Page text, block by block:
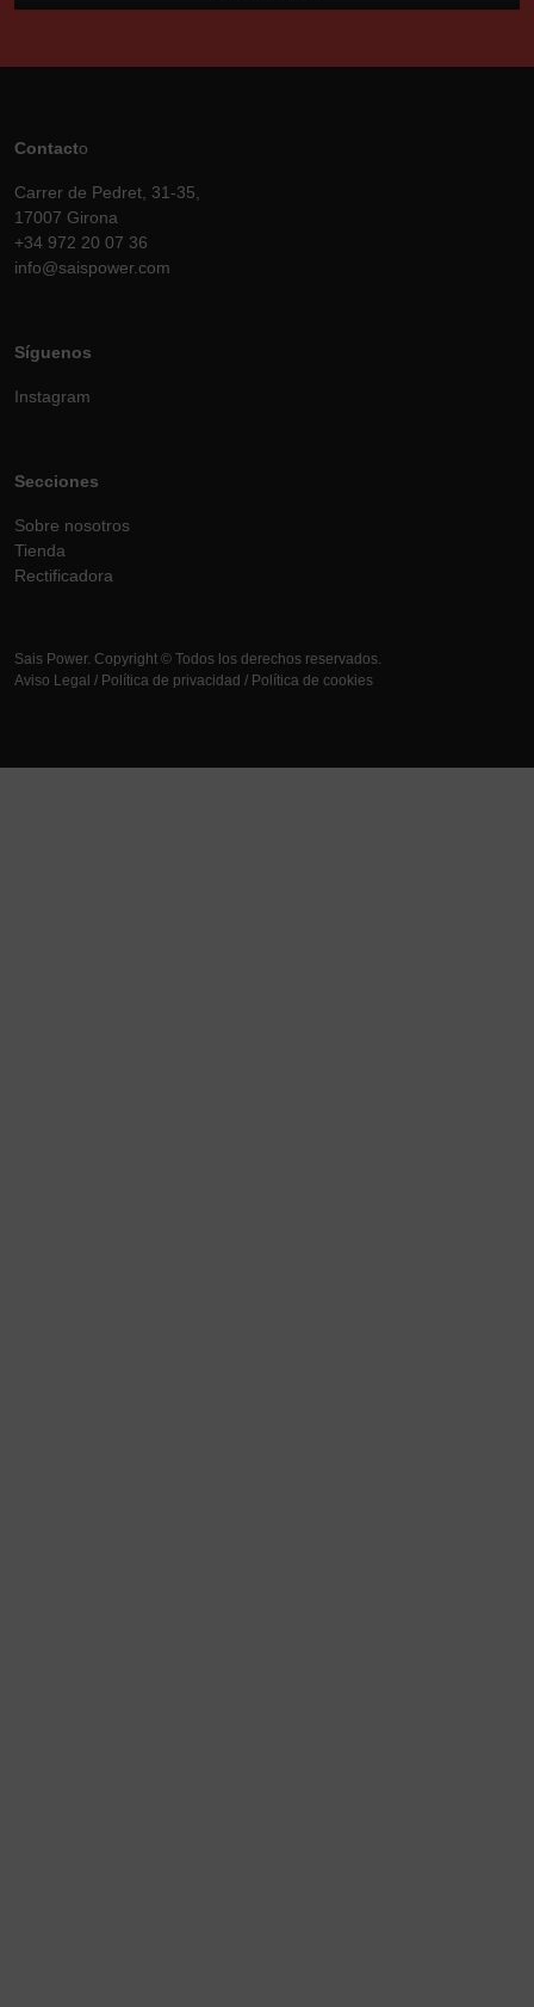
Contacto
Carrer de Pedret, 31-35,
17007 Girona
+34 972 20 07 36
info@saispower.com
Síguenos
Instagram
Secciones
Sobre nosotros
Tienda
Rectificadora
Sais Power. Copyright © Todos los derechos reservados.
Aviso Legal / Política de privacidad / Política de cookies